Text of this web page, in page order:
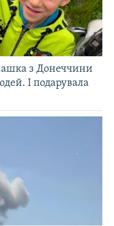
з Донеччини
І подарувала